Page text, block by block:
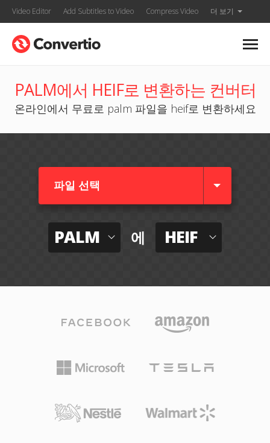
Video Editor Add Subtitles to Video Compress Video 더 보기
PALM에서 HEIF로 변환하는 컨버터
온라인에서 무료로 palm 파일을 heif로 변환하세요
파일 선택
PALM 에 HEIF